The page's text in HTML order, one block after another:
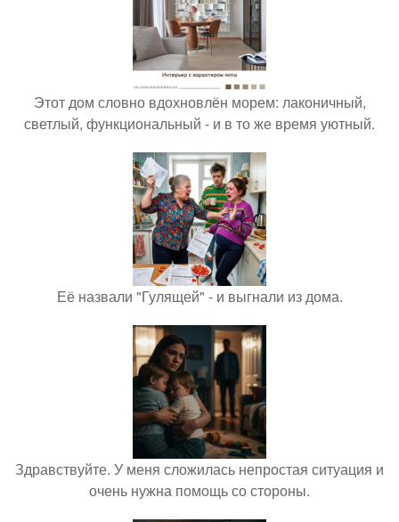
Этот дом словно вдохновлён морем: лаконичный,
светлый, функциональный - и в то же время уютный.
Её назвали "Гулящей" - и выгнали из дома.
Здравствуйте. У меня сложилась непростая ситуация и
очень нужна помощь со стороны.